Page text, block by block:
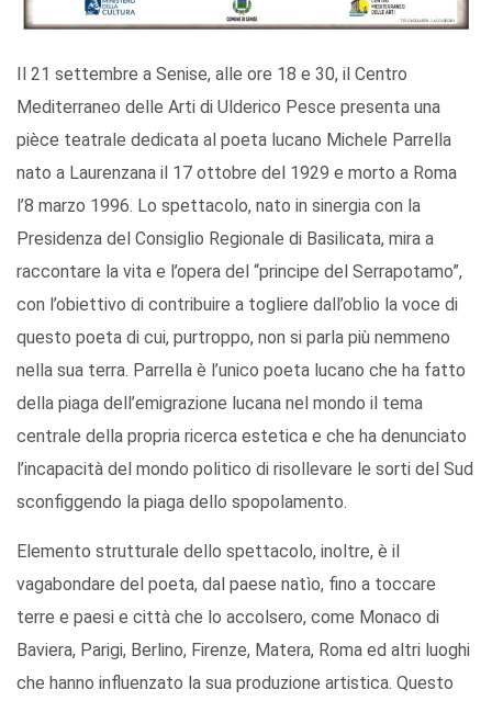
Il 21 settembre a Senise, alle ore 18 e 30, il Centro
Mediterraneo delle Arti di Ulderico Pesce presenta una
pièce teatrale dedicata al poeta lucano Michele Parrella
nato a Laurenzana il 17 ottobre del 1929 e morto a Roma
l’8 marzo 1996. Lo spettacolo, nato in sinergia con la
Presidenza del Consiglio Regionale di Basilicata, mira a
raccontare la vita e l’opera del “principe del Serrapotamo”,
con l’obiettivo di contribuire a togliere dall’oblio la voce di
questo poeta di cui, purtroppo, non si parla più nemmeno
nella sua terra. Parrella è l’unico poeta lucano che ha fatto
della piaga dell’emigrazione lucana nel mondo il tema
centrale della propria ricerca estetica e che ha denunciato
l’incapacità del mondo politico di risollevare le sorti del Sud
sconfiggendo la piaga dello spopolamento.
Elemento strutturale dello spettacolo, inoltre, è il
vagabondare del poeta, dal paese natìo, fino a toccare
terre e paesi e città che lo accolsero, come Monaco di
Baviera, Parigi, Berlino, Firenze, Matera, Roma ed altri luoghi
che hanno influenzato la sua produzione artistica. Questo